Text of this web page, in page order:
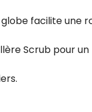
facilite une
Scrub pour